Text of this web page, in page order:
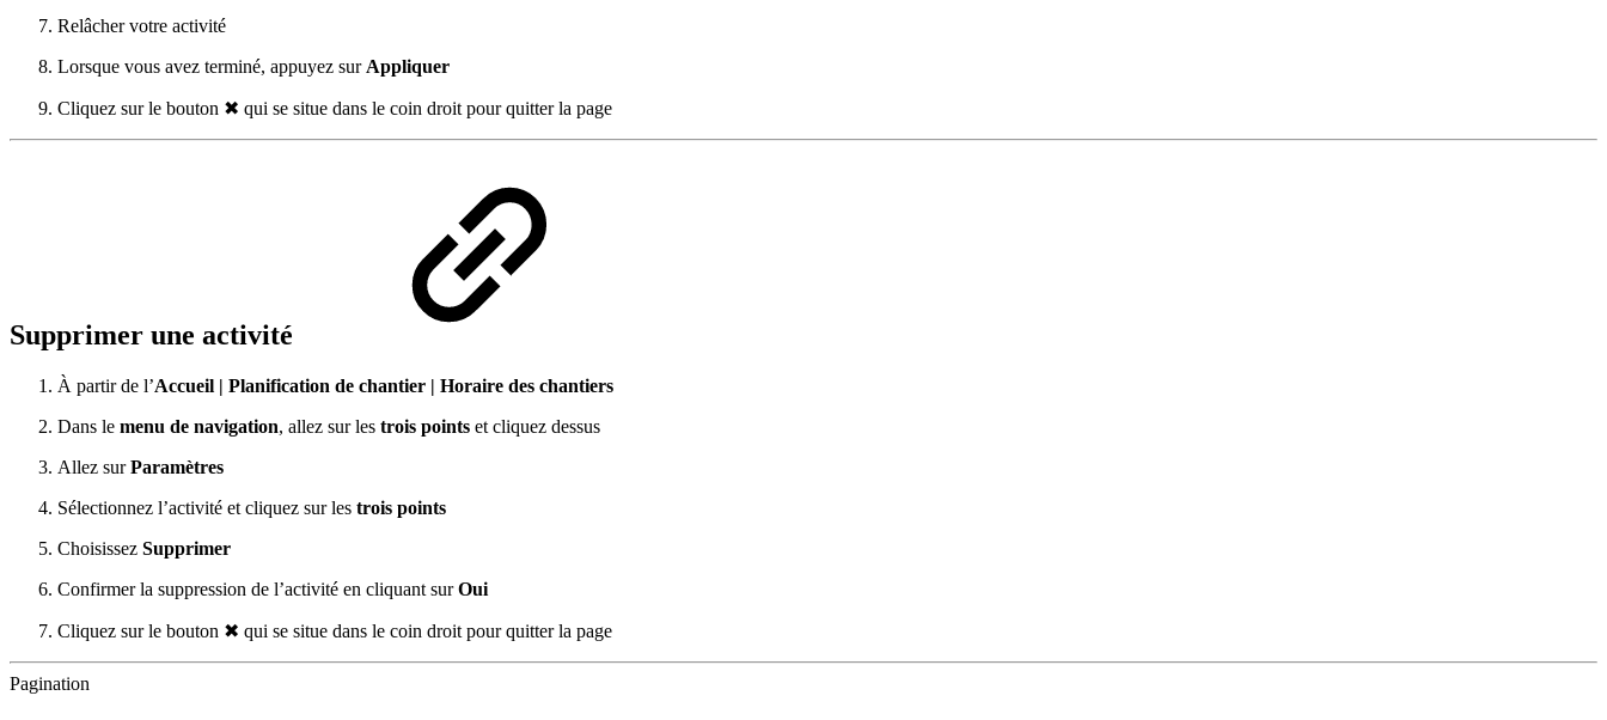
Relâcher votre activité
Lorsque vous avez terminé, appuyez sur Appliquer
Cliquez sur le bouton ✖ qui se situe dans le coin droit pour quitter la page
Supprimer une activité
À partir de l’Accueil | Planification de chantier | Horaire des chantiers
Dans le menu de navigation, allez sur les trois points et cliquez dessus
Allez surParamètres
Sélectionnez l’activité et cliquez sur les trois points
Choisissez Supprimer
Confirmer la suppression de l’activité en cliquant surOui
Cliquez sur le bouton ✖ qui se situe dans le coin droit pour quitter la page
Pagination